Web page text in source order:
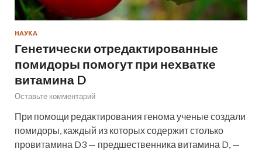
НАУКА
Генетически отредактированные
помидоры помогут при нехватке
витамина D
Оставьте комментарий
При помощи редактирования генома ученые создали
помидоры, каждый из которых содержит столько
провитамина D3 — предшественника витамина D, —